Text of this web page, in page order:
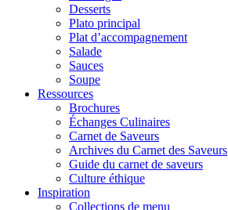
Desserts
Plato principal
Plat d’accompagnement
Salade
Sauces
Soupe
Ressources
Brochures
Échanges Culinaires
Carnet de Saveurs
Archives du Carnet des Saveurs
Guide du carnet de saveurs
Culture éthique
Inspiration
Collections de menu